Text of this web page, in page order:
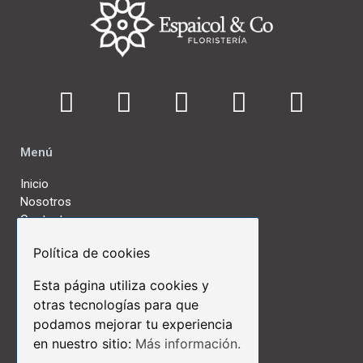
Menú
Inicio
Nosotros
Contactos
Links de Interés
Términos y Condiciones
Aviso Legal
Políticas de Privacidad
Políticas de Cookies
Política de cookies
Esta página utiliza cookies y
otras tecnologías para que
podamos mejorar tu experiencia
en nuestro sitio: Más información.